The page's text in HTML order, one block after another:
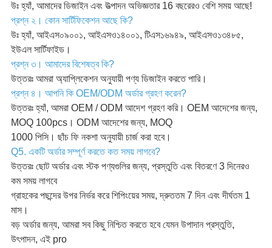
উঃ হ্যাঁ, আমাদের ডিজাইন এবং উত্পাদন অভিজ্ঞতার 16 বছরেরও বেশি সময় আছে!
প্রশ্ন ২। কোন সার্টিফিকেশন আছে কি?
উঃ হ্যাঁ, আইএস০৯০০১, আইএসও১৪০০১, টিএস১৬৯৪৯, আইএসও১৩৪৮৫,
ইউএল সার্টিফাইড।
প্রশ্ন ৩। আমাদের বিশেষত্ব কি?
উত্তরঃ আমরা অ্যাপ্লিকেশন অনুযায়ী পণ্য ডিজাইন করতে পারি।
প্রশ্ন ৪। আপনি কি OEM/ODM অর্ডার গ্রহণ করেন?
উত্তরঃ হ্যাঁ, আমরা OEM / ODM আদেশ গ্রহণ করি। OEM আদেশের জন্য,
MOQ 100pcs। ODM আদেশের জন্য, MOQ
1000 পিসি। ছাঁচ ফি নকশা অনুযায়ী চার্জ করা হবে।
Q5. একটি অর্ডার সম্পূর্ণ করতে কত সময় লাগবে?
উত্তরঃ ছোট অর্ডার এবং স্টক পণ্যগুলির জন্য, প্রস্তুতি এবং বিতরণে 3 দিনেরও
কম সময় লাগবে
গ্রাহকের পছন্দের উপর নির্ভর করে শিপিংয়ের সময়, দ্রুততম 7 দিন এবং দীর্ঘতম 1
মাস।
বড় অর্ডার জন্য, আমরা সব কিছু নিশ্চিত করতে হবে যেমন উপাদান প্রস্তুতি,
উৎপাদন, এই pro